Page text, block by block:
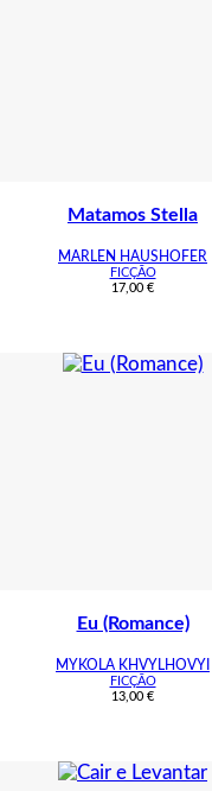
Matamos Stella
MARLEN HAUSHOFER
FICÇÃO
17,00 €
Eu (Romance)
MYKOLA KHVYLHOVYI
FICÇÃO
13,00 €